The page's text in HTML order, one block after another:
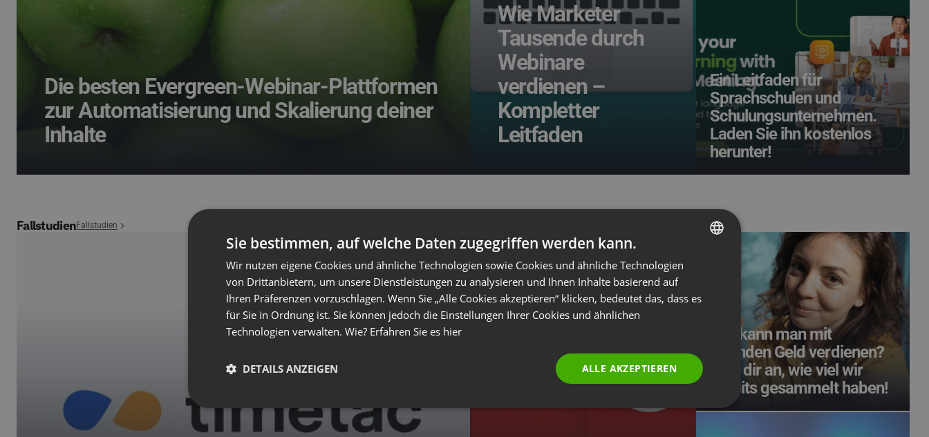
Die besten Evergreen-Webinar-Plattformen
zur Automatisierung und Skalierung deiner
Inhalte
Wie Marketer
Tausende durch
Webinare
verdienen –
Kompletter
Leitfaden
Ein Leitfaden für
Sprachschulen und
Schulungsunternehmen.
Laden Sie ihn kostenlos
herunter!
FallstudienFallstudien
Wie kann man mit
Spenden Geld verdienen?
Sieh dir an, wie viel wir
bereits gesammelt haben!
ENGLISH
FRENCH
RUSSIAN
SPANISH
Sie bestimmen, auf welche Daten zugegriffen werden kann.
Wir nutzen eigene Cookies und ähnliche Technologien sowie Cookies und ähnliche Technologien
von Drittanbietern, um unsere Dienstleistungen zu analysieren und Ihnen Inhalte basierend auf
Ihren Präferenzen vorzuschlagen. Wenn Sie „Alle Cookies akzeptieren“ klicken, bedeutet das, dass es
für Sie in Ordnung ist. Sie können jedoch die Einstellungen Ihrer Cookies und ähnlichen
Technologien verwalten. Wie? Erfahren Sie es hier
ALLE AKZEPTIEREN
DETAILS ANZEIGEN